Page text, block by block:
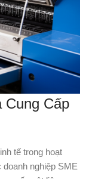
Cung Cấp
tế trong hoạt
nghiệp SME